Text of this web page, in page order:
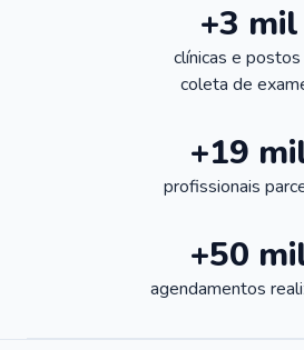
+3 mil
clínicas e
coleta de
+19
profissionais
+50
agendamentos